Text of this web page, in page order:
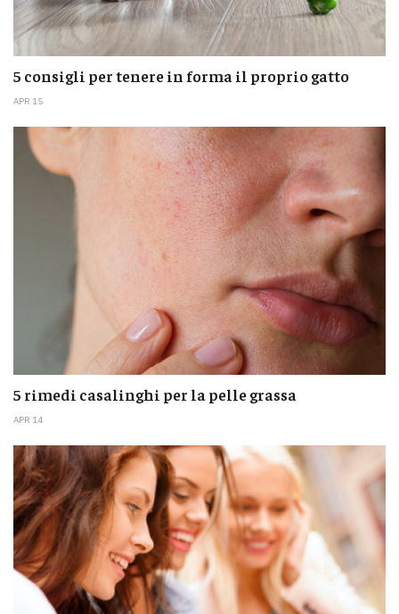
5 consigli per tenere in forma il proprio gatto
APR 15
5 rimedi casalinghi per la pelle grassa
APR 14